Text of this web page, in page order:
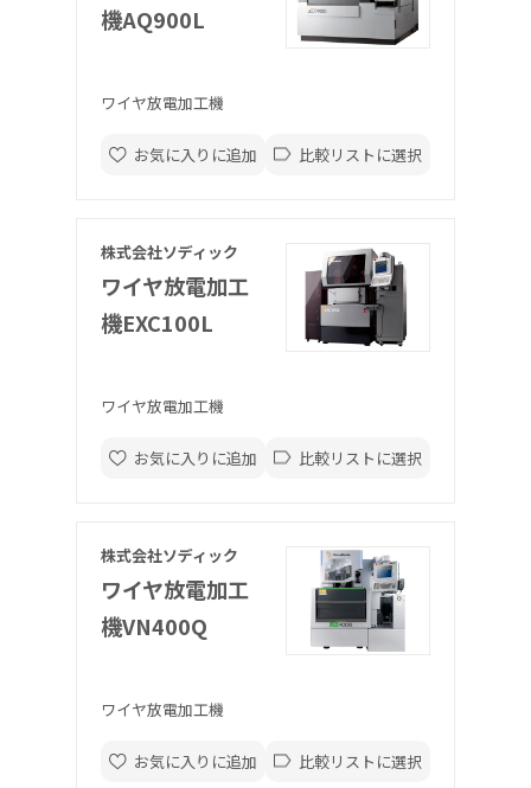
機AQ900L
ワイヤ放電加工機
お気に入りに追加 比較リストに選択
株式会社ソディック
ワイヤ放電加工
機EXC100L
ワイヤ放電加工機
お気に入りに追加 比較リストに選択
株式会社ソディック
ワイヤ放電加工
機VN400Q
ワイヤ放電加工機
お気に入りに追加 比較リストに選択